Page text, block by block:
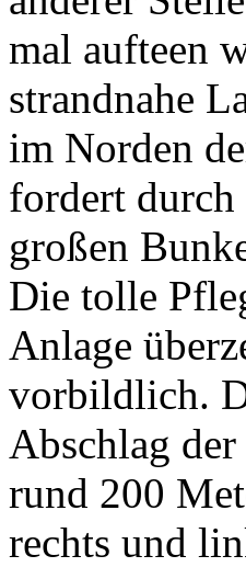
mal aufteen
strandnahe
im Norden
fordert durch
großen
Die tolle
Anlage
vorbildlich.
Abschlag
rund 200
rechts und